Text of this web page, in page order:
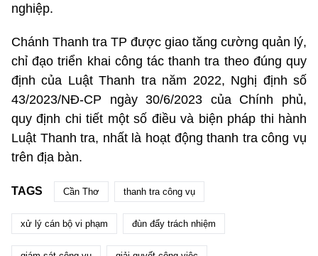
nghiệp.
Chánh Thanh tra TP được giao tăng cường quản lý,
chỉ đạo triển khai công tác thanh tra theo đúng quy
định của Luật Thanh tra năm 2022, Nghị định số
43/2023/NĐ-CP ngày 30/6/2023 của Chính phủ,
quy định chi tiết một số điều và biện pháp thi hành
Luật Thanh tra, nhất là hoạt động thanh tra công vụ
trên địa bàn.
TAGS Cần Thơ thanh tra công vụ
xử lý cán bộ vi phạm đùn đẩy trách nhiệm